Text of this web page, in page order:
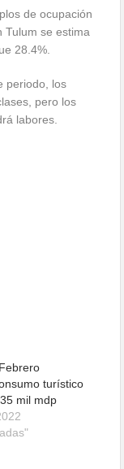
de ocupación
Tulum se estima
28.4%.
periodo, los
pero los
labores.
turístico
mil mdp